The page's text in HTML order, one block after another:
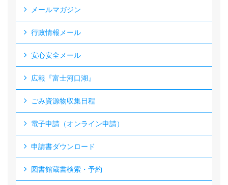
メールマガジン
行政情報メール
安心安全メール
広報『富士河口湖』
ごみ資源物収集日程
電子申請（オンライン申請）
申請書ダウンロード
図書館蔵書検索・予約